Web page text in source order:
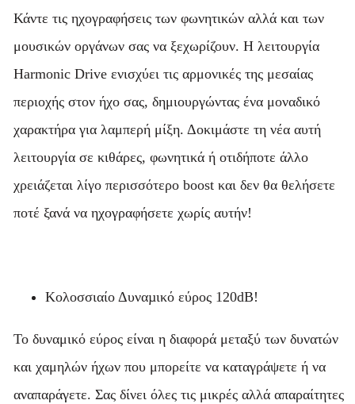
Κάντε τις ηχογραφήσεις των φωνητικών αλλά και των
μουσικών οργάνων σας να ξεχωρίζουν. Η λειτουργία
Harmonic Drive ενισχύει τις αρμονικές της μεσαίας
περιοχής στον ήχο σας, δημιουργώντας ένα μοναδικό
χαρακτήρα για λαμπερή μίξη. Δοκιμάστε τη νέα αυτή
λειτουργία σε κιθάρες, φωνητικά ή οτιδήποτε άλλο
χρειάζεται λίγο περισσότερο boost και δεν θα θελήσετε
ποτέ ξανά να ηχογραφήσετε χωρίς αυτήν!
Κολοσσιαίο Δυναµικό εύρος 120dB!
Το δυναμικό εύρος είναι η διαφορά μεταξύ των δυνατών
και χαμηλών ήχων που μπορείτε να καταγράψετε ή να
αναπαράγετε. Σας δίνει όλες τις μικρές αλλά απαραίτητες